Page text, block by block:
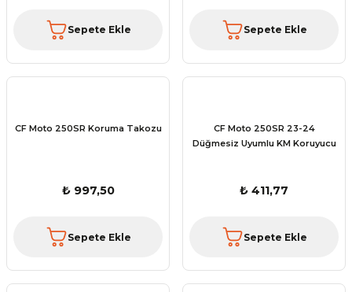
Sepete Ekle Sepete Ekle
CF Moto 250SR Koruma Takozu
₺ 997,50
Sepete Ekle
CF Moto 250SR 23-24
Düğmesiz Uyumlu KM Koruyucu
₺ 411,77
Sepete Ekle